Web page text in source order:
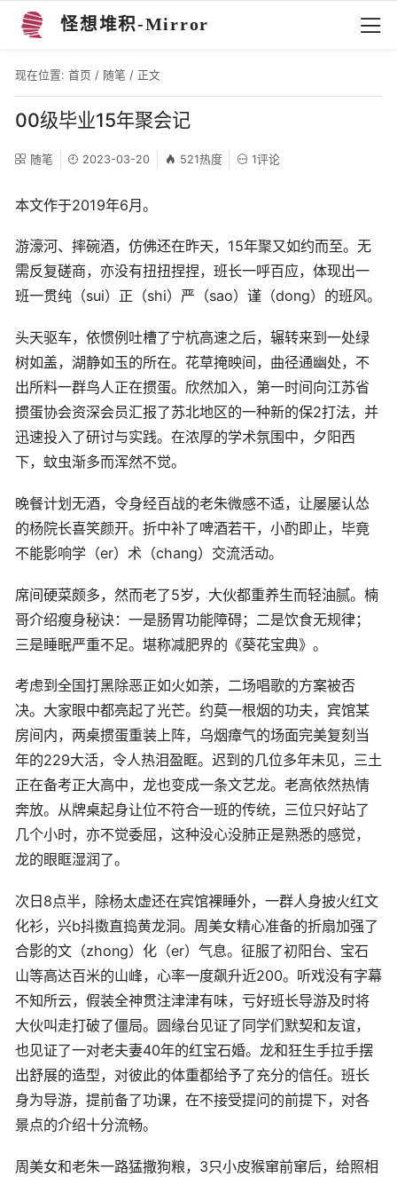
怪想堆积-Mirror
现在位置: 首页 / 随笔 / 正文
00级毕业15年聚会记
随笔 2023-03-20 521热度 1评论
本文作于2019年6月。
游濠河、摔碗酒，仿佛还在昨天，15年聚又如约而至。无
需反复磋商，亦没有扭扭捏捏，班长一呼百应，体现出一
班一贯纯（sui）正（shi）严（sao）谨（dong）的班风。
头天驱车，依惯例吐槽了宁杭高速之后，辗转来到一处绿
树如盖，湖静如玉的所在。花草掩映间，曲径通幽处，不
出所料一群鸟人正在掼蛋。欣然加入，第一时间向江苏省
掼蛋协会资深会员汇报了苏北地区的一种新的保2打法，并
迅速投入了研讨与实践。在浓厚的学术氛围中，夕阳西
下，蚊虫渐多而浑然不觉。
晚餐计划无酒，令身经百战的老朱微感不适，让屡屡认怂
的杨院长喜笑颜开。折中补了啤酒若干，小酌即止，毕竟
不能影响学（er）术（chang）交流活动。
席间硬菜颇多，然而老了5岁，大伙都重养生而轻油腻。楠
哥介绍瘦身秘诀：一是肠胃功能障碍；二是饮食无规律；
三是睡眠严重不足。堪称减肥界的《葵花宝典》。
考虑到全国打黑除恶正如火如荼，二场唱歌的方案被否
决。大家眼中都亮起了光芒。约莫一根烟的功夫，宾馆某
房间内，两桌掼蛋重装上阵，乌烟瘴气的场面完美复刻当
年的229大活，令人热泪盈眶。迟到的几位多年未见，三土
正在备考正大高中，龙也变成一条文艺龙。老高依然热情
奔放。从牌桌起身让位不符合一班的传统，三位只好站了
几个小时，亦不觉委屈，这种没心没肺正是熟悉的感觉，
龙的眼眶湿润了。
次日8点半，除杨太虚还在宾馆裸睡外，一群人身披火红文
化衫，兴b抖擞直捣黄龙洞。周美女精心准备的折扇加强了
合影的文（zhong）化（er）气息。征服了初阳台、宝石
山等高达百米的山峰，心率一度飙升近200。听戏没有字幕
不知所云，假装全神贯注津津有味，亏好班长导游及时将
大伙叫走打破了僵局。圆缘台见证了同学们默契和友谊，
也见证了一对老夫妻40年的红宝石婚。龙和狂生手拉手摆
出舒展的造型，对彼此的体重都给予了充分的信任。班长
身为导游，提前备了功课，在不接受提问的前提下，对各
景点的介绍十分流畅。
周美女和老朱一路猛撒狗粮，3只小皮猴窜前窜后，给照相